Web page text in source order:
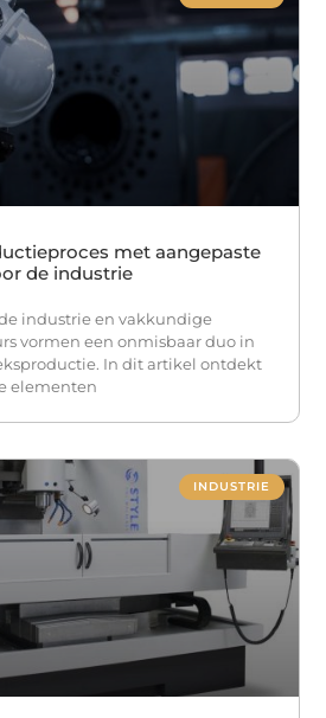
met aangepaste
de industrie
industrie en vakkundige
vormen een onmisbaar duo in
In dit artikel ontdekt
elementen
INDUSTRIE